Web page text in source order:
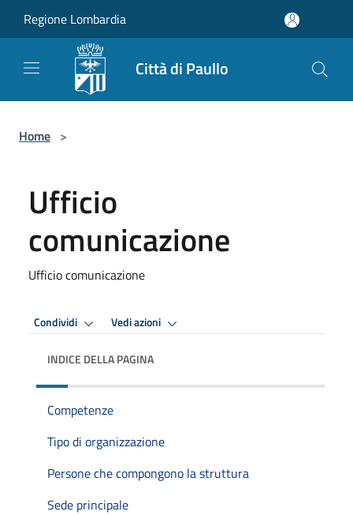
Regione Lombardia
Città di Paullo
Home >
Ufficio
comunicazione
Ufficio comunicazione
Condividi Vedi azioni
INDICE DELLA PAGINA
Competenze
Tipo di organizzazione
Persone che compongono la struttura
Sede principale